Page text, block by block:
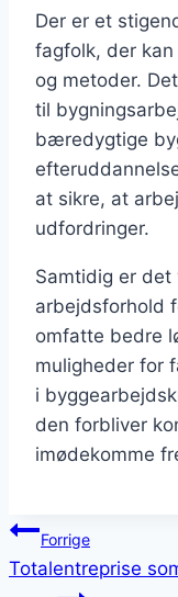
Der er et
fagfolk, der
og metoder.
til
bæredygtige
at sikre, at
udfordringer.
Samtidig er
arbejdsforhold
omfatte bedre
muligheder for
i
den forbliver
imødekomme
Forrige
Totalentreprise